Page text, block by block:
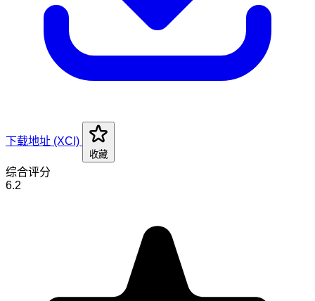
下载地址 (XCI)
收藏
综合评分
6.2